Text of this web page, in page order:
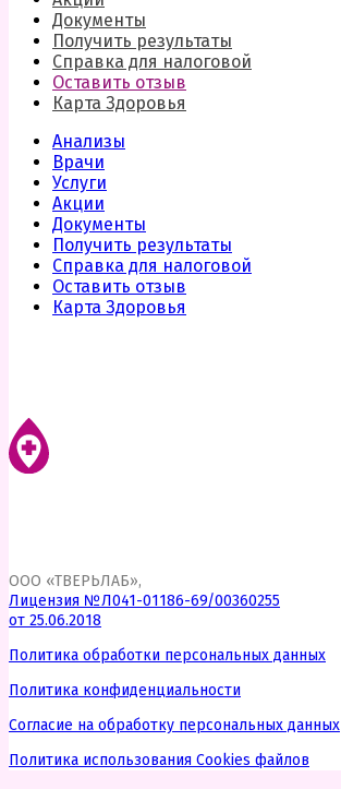
Документы
Получить результаты
Справка для налоговой
Оставить отзыв
Карта Здоровья
Анализы
Врачи
Услуги
Акции
Документы
Получить результаты
Справка для налоговой
Оставить отзыв
Карта Здоровья
ООО «ТВЕРЬЛАБ»,
Лицензия №Л041-01186-69/00360255
от 25.06.2018
Политика обработки персональных данных
Политика конфиденциальности
Согласие на обработку персональных данных
Политика использования Cookies файлов